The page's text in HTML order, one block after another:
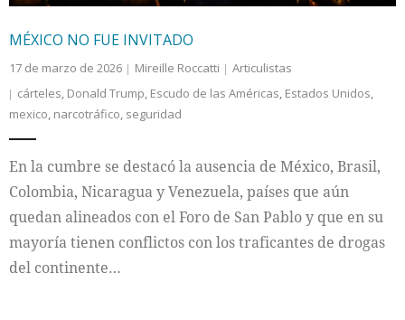
MÉXICO NO FUE INVITADO
17 de marzo de 2026 Mireille Roccatti
Articulistas
cárteles, Donald Trump, Escudo de las Américas, Estados Unidos,
mexico, narcotráfico, seguridad
En la cumbre se destacó la ausencia de México, Brasil,
Colombia, Nicaragua y Venezuela, países que aún
quedan alineados con el Foro de San Pablo y que en su
mayoría tienen conflictos con los traficantes de drogas
del continente…